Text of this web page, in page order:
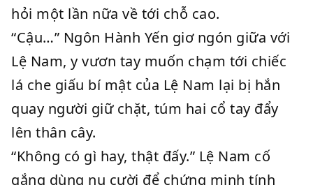
hỏi một lần nữa về tới chỗ cao.
“Cậu…” Ngôn Hành Yến giơ ngón giữa với
Lệ Nam, y vươn tay muốn chạm tới chiếc
lá che giấu bí mật của Lệ Nam lại bị hắn
quay người giữ chặt, túm hai cổ tay đẩy
lên thân cây.
“Không có gì hay, thật đấy.” Lệ Nam cố
gắng dùng nụ cười để chứng minh tính